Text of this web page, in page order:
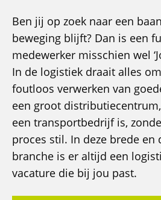
Ben jij op zoek naar een
beweging blijft? Dan is een
medewerker misschien wel
In de logistiek draait alles
foutloos verwerken van
een groot
een transportbedrijf is,
proces stil. In deze brede en
branche is er altijd een
vacature die bij jou past.